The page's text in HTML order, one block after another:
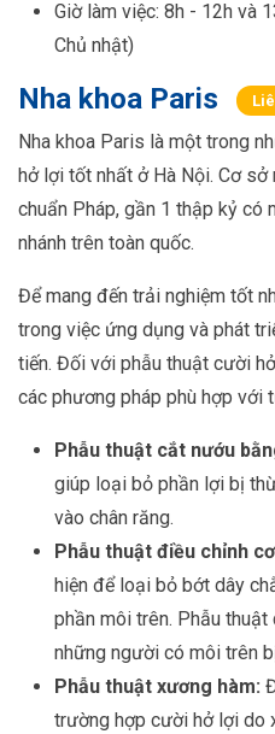
Giờ làm việc: 8h - 12h và
Chủ nhật)
Nha khoa Paris
Nha khoa Paris là một trong
hở lợi tốt nhất ở Hà Nội. Cơ sở
chuẩn Pháp, gần 1 thập kỷ có
nhánh trên toàn quốc.
Để mang đến trải nghiệm tốt
trong việc ứng dụng và phát
tiến. Đối với phẫu thuật cười
các phương pháp phù hợp với
Phẫu thuật cắt nướu
giúp loại bỏ phần lợi bị
vào chân răng.
Phẫu thuật điều chỉnh
hiện để loại bỏ bớt dây
phần môi trên. Phẫu
những người có môi trên
Phẫu thuật xương hàm:
trường hợp cười hở lợi do